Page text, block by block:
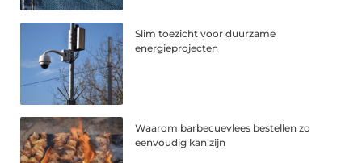
Slim toezicht voor duurzame
energieprojecten
Waarom barbecuevlees bestellen zo
eenvoudig kan zijn